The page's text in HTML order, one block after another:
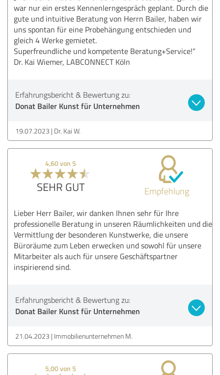
war nur ein erstes Kennenlerngespräch geplant. Durch die
gute und intuitive Beratung von Herrn Bailer, haben wir
uns spontan für eine Probehängung entschieden und
gleich 4 Werke gemietet.
Superfreundliche und kompetente Beratung+Service!“
Dr. Kai Wiemer, LABCONNECT Köln
Erfahrungsbericht & Bewertung zu:
Donat Bailer Kunst für Unternehmen
19.07.2023 Dr. Kai W.
4,60 von 5
SEHR GUT Empfehlung
Lieber Herr Bailer, wir danken Ihnen sehr für Ihre
professionelle Beratung in unseren Räumlichkeiten und die
Vermittlung der besonderen Kunstwerke, die unsere
Büroräume zum Leben erwecken und sowohl für unsere
Mitarbeiter als auch für unsere Geschäftspartner
inspirierend sind.
Erfahrungsbericht & Bewertung zu:
Donat Bailer Kunst für Unternehmen
21.04.2023 Immobilienunternehmen M.
5,00 von 5